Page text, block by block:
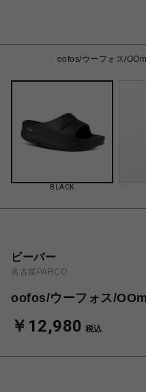
oofos/ウーフォス/
BLACK
ビーバー
名古屋PARCO
oofos/ウーフォス/
￥12,980 税込